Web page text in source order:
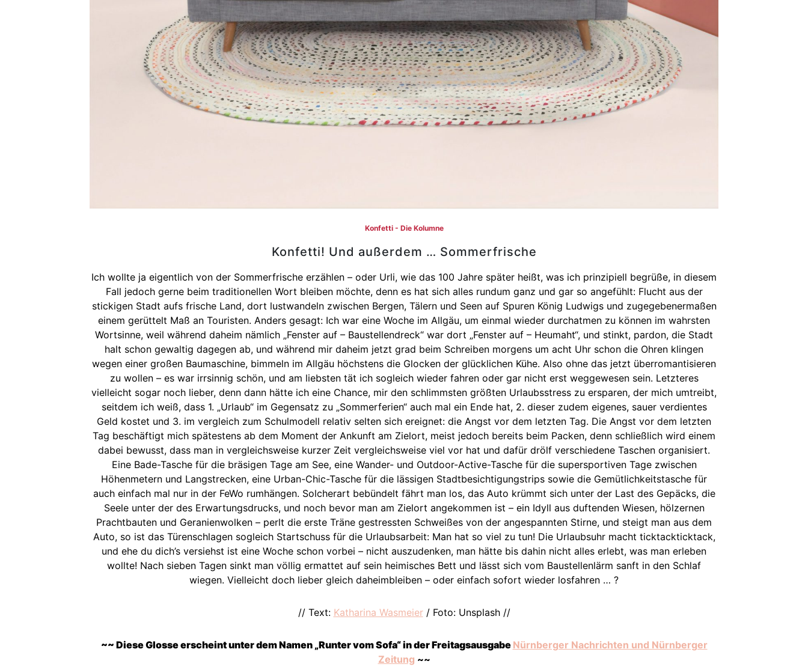
Konfetti - Die Kolumne
Konfetti! Und außerdem … Sommerfrische
Ich wollte ja eigentlich von der Sommerfrische erzählen – oder Urli, wie das 100 Jahre später heißt, was ich prinzipiell begrüße, in diesem
Fall jedoch gerne beim traditionellen Wort bleiben möchte, denn es hat sich alles rundum ganz und gar so angefühlt: Flucht aus der
stickigen Stadt aufs frische Land, dort lustwandeln zwischen Bergen, Tälern und Seen auf Spuren König Ludwigs und zugegebenermaßen
einem gerüttelt Maß an Touristen. Anders gesagt: Ich war eine Woche im Allgäu, um einmal wieder durchatmen zu können im wahrsten
Wortsinne, weil während daheim nämlich „Fenster auf – Baustellendreck“ war dort „Fenster auf – Heumaht“, und stinkt, pardon, die Stadt
halt schon gewaltig dagegen ab, und während mir daheim jetzt grad beim Schreiben morgens um acht Uhr schon die Ohren klingen
wegen einer großen Baumaschine, bimmeln im Allgäu höchstens die Glocken der glücklichen Kühe. Also ohne das jetzt überromantisieren
zu wollen – es war irrsinnig schön, und am liebsten tät ich sogleich wieder fahren oder gar nicht erst weggewesen sein. Letzteres
vielleicht sogar noch lieber, denn dann hätte ich eine Chance, mir den schlimmsten größten Urlaubsstress zu ersparen, der mich umtreibt,
seitdem ich weiß, dass 1. „Urlaub“ im Gegensatz zu „Sommerferien“ auch mal ein Ende hat, 2. dieser zudem eigenes, sauer verdientes
Geld kostet und 3. im vergleich zum Schulmodell relativ selten sich ereignet: die Angst vor dem letzten Tag. Die Angst vor dem letzten
Tag beschäftigt mich spätestens ab dem Moment der Ankunft am Zielort, meist jedoch bereits beim Packen, denn schließlich wird einem
dabei bewusst, dass man in vergleichsweise kurzer Zeit vergleichsweise viel vor hat und dafür drölf verschiedene Taschen organisiert.
Eine Bade-Tasche für die bräsigen Tage am See, eine Wander- und Outdoor-Active-Tasche für die supersportiven Tage zwischen
Höhenmetern und Langstrecken, eine Urban-Chic-Tasche für die lässigen Stadtbesichtigungstrips sowie die Gemütlichkeitstasche für
auch einfach mal nur in der FeWo rumhängen. Solcherart bebündelt fährt man los, das Auto krümmt sich unter der Last des Gepäcks, die
Seele unter der des Erwartungsdrucks, und noch bevor man am Zielort angekommen ist – ein Idyll aus duftenden Wiesen, hölzernen
Prachtbauten und Geranienwolken – perlt die erste Träne gestressten Schweißes von der angespannten Stirne, und steigt man aus dem
Auto, so ist das Türenschlagen sogleich Startschuss für die Urlaubsarbeit: Man hat so viel zu tun! Die Urlaubsuhr macht ticktackticktack,
und ehe du dich’s versiehst ist eine Woche schon vorbei – nicht auszudenken, man hätte bis dahin nicht alles erlebt, was man erleben
wollte! Nach sieben Tagen sinkt man völlig ermattet auf sein heimisches Bett und lässt sich vom Baustellenlärm sanft in den Schlaf
wiegen. Vielleicht doch lieber gleich daheimbleiben – oder einfach sofort wieder losfahren … ?
// Text: Katharina Wasmeier/ Foto: Unsplash //
~~ Diese Glosse erscheint unter dem Namen „Runter vom Sofa“ in der Freitagsausgabe Nürnberger Nachrichten und Nürnberger
Zeitung ~~